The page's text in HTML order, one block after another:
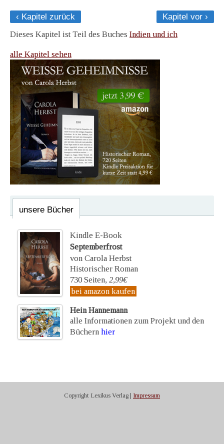
‹ Kapitel zurück
Kapitel vor ›
Dieses Kapitel ist Teil des Buches Indien und ich
alle Kapitel sehen
unsere Bücher
Kindle E-Book
Septemberfrost
von Carola Herbst
Historischer Roman
730 Seiten, 2,99€
bei amazon kaufen
Hein Hannemann
alle Informationen zum Projekt und den
Büchern hier
Copyright Lexikus Verlag | Impressum